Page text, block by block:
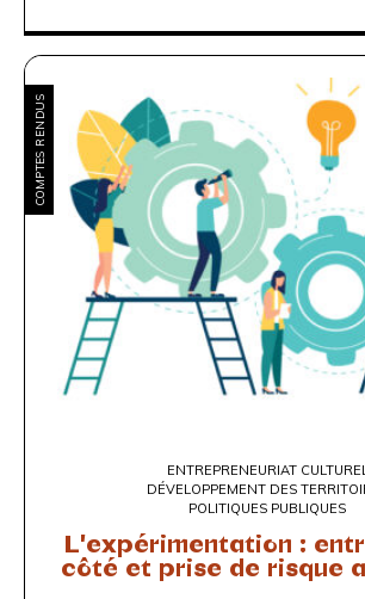
COMPTES RENDUS
ENTREPRENEURIAT
DÉVELOPPEMENT DES
POLITIQUES PUBLIQUES
L'expérimentation :
côté et prise de risque